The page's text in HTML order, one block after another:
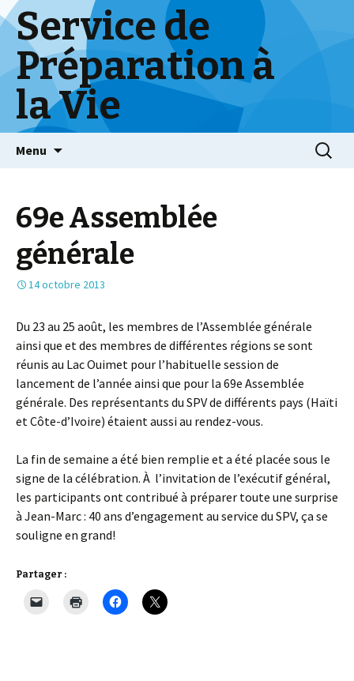
Service de
Préparation à
la Vie
Menu
69e Assemblée
générale
14 octobre 2013
Du 23 au 25 août, les membres de l’Assemblée générale
ainsi que et des membres de différentes régions se sont
réunis au Lac Ouimet pour l’habituelle session de
lancement de l’année ainsi que pour la 69e Assemblée
générale. Des représentants du SPV de différents pays (Haïti
et Côte-d’Ivoire) étaient aussi au rendez-vous.
La fin de semaine a été bien remplie et a été placée sous le
signe de la célébration. À l’invitation de l’exécutif général,
les participants ont contribué à préparer toute une surprise
à Jean-Marc : 40 ans d’engagement au service du SPV, ça se
souligne en grand!
Partager :